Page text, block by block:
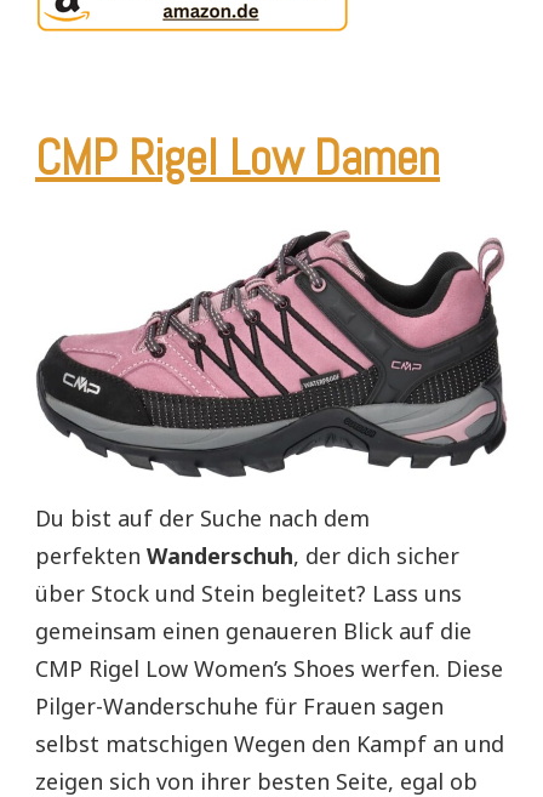
CMP Rigel Low Damen
Du bist auf der Suche nach dem
perfekten Wanderschuh, der dich sicher
über Stock und Stein begleitet? Lass uns
gemeinsam einen genaueren Blick auf die
CMP Rigel Low Women’s Shoes werfen. Diese
Pilger-Wanderschuhe für Frauen sagen
selbst matschigen Wegen den Kampf an und
zeigen sich von ihrer besten Seite, egal ob